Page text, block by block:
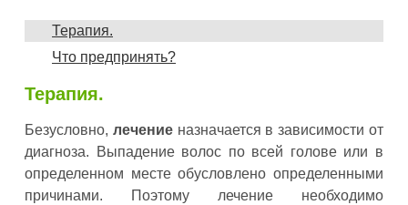
Терапия.
Что предпринять?
Терапия.
Безусловно, лечениеназначается в зависимости от
диагноза. Выпадение волос по всей голове или в
определенном месте обусловлено определенными
причинами. Поэтому лечение необходимо